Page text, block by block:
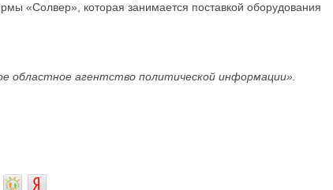
«Солвер», которая занимается поставкой оборудования
областное агентство политической информации».